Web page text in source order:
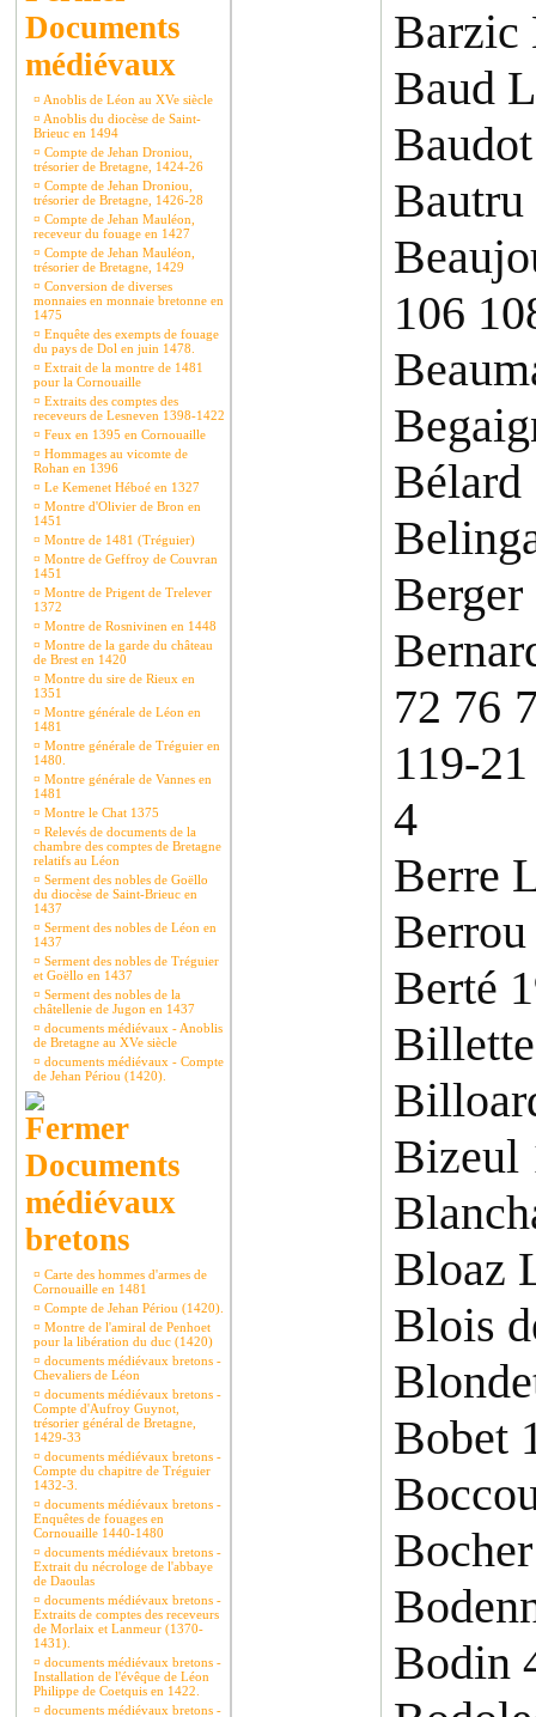
Documents
médiévaux
¤ Anoblis de Léon au XVe siècle
¤ Anoblis du diocèse de Saint-
Brieuc en 1494
¤ Compte de Jehan Droniou,
trésorier de Bretagne, 1424-26
¤ Compte de Jehan Droniou,
trésorier de Bretagne, 1426-28
¤ Compte de Jehan Mauléon,
receveur du fouage en 1427
¤ Compte de Jehan Mauléon,
trésorier de Bretagne, 1429
¤ Conversion de diverses
monnaies en monnaie bretonne en
1475
¤ Enquête des exempts de fouage
du pays de Dol en juin 1478.
¤ Extrait de la montre de 1481
pour la Cornouaille
¤ Extraits des comptes des
receveurs de Lesneven 1398-1422
¤ Feux en 1395 en Cornouaille
¤ Hommages au vicomte de
Rohan en 1396
¤ Le Kemenet Héboé en 1327
¤ Montre d'Olivier de Bron en
1451
¤ Montre de 1481 (Tréguier)
¤ Montre de Geffroy de Couvran
1451
¤ Montre de Prigent de Trelever
1372
¤ Montre de Rosnivinen en 1448
¤ Montre de la garde du château
de Brest en 1420
¤ Montre du sire de Rieux en
1351
¤ Montre générale de Léon en
1481
¤ Montre générale de Tréguier en
1480.
¤ Montre générale de Vannes en
1481
¤ Montre le Chat 1375
¤ Relevés de documents de la
chambre des comptes de Bretagne
relatifs au Léon
¤ Serment des nobles de Goëllo
du diocèse de Saint-Brieuc en
1437
¤ Serment des nobles de Léon en
1437
¤ Serment des nobles de Tréguier
et Goëllo en 1437
¤ Serment des nobles de la
châtellenie de Jugon en 1437
¤ documents médiévaux - Anoblis
de Bretagne au XVe siècle
¤ documents médiévaux - Compte
de Jehan Périou (1420).
Documents
médiévaux
bretons
¤ Carte des hommes d'armes de
Cornouaille en 1481
¤ Compte de Jehan Périou (1420).
¤ Montre de l'amiral de Penhoet
pour la libération du duc (1420)
¤ documents médiévaux bretons -
Chevaliers de Léon
¤ documents médiévaux bretons -
Compte d'Aufroy Guynot,
trésorier général de Bretagne,
1429-33
¤ documents médiévaux bretons -
Compte du chapitre de Tréguier
1432-3.
¤ documents médiévaux bretons -
Enquêtes de fouages en
Cornouaille 1440-1480
¤ documents médiévaux bretons -
Extrait du nécrologe de l'abbaye
de Daoulas
¤ documents médiévaux bretons -
Extraits de comptes des receveurs
de Morlaix et Lanmeur (1370-
1431).
¤ documents médiévaux bretons -
Installation de l'évêque de Léon
Philippe de Coetquis en 1422.
¤ documents médiévaux bretons -
Barzic
Baud
Bautru
106
Bélard
72 76
119-
4
Berre
Berté
Bizeul
Bloaz
Blois
Bobet
Bodin